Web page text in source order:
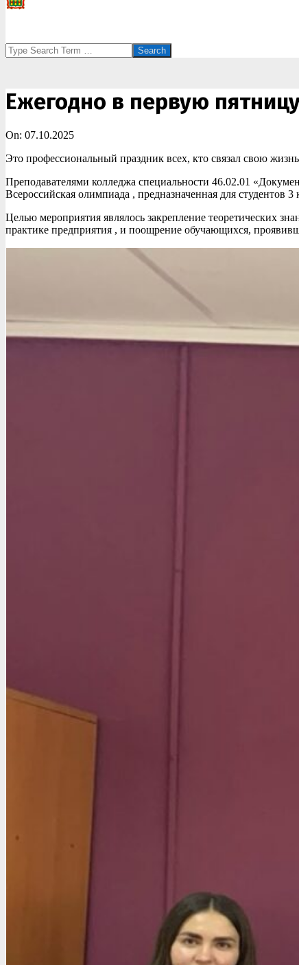
Search
Ежегодно в первую
On: 07.10.2025
Это профессиональный праздник всех, кто связал свою
Преподавателями колледжа специальности 46.02.01
Всероссийская олимпиада , предназначенная для студентов 3
Целью мероприятия являлось закрепление теоретических
практике предприятия , и поощрение обучающихся,